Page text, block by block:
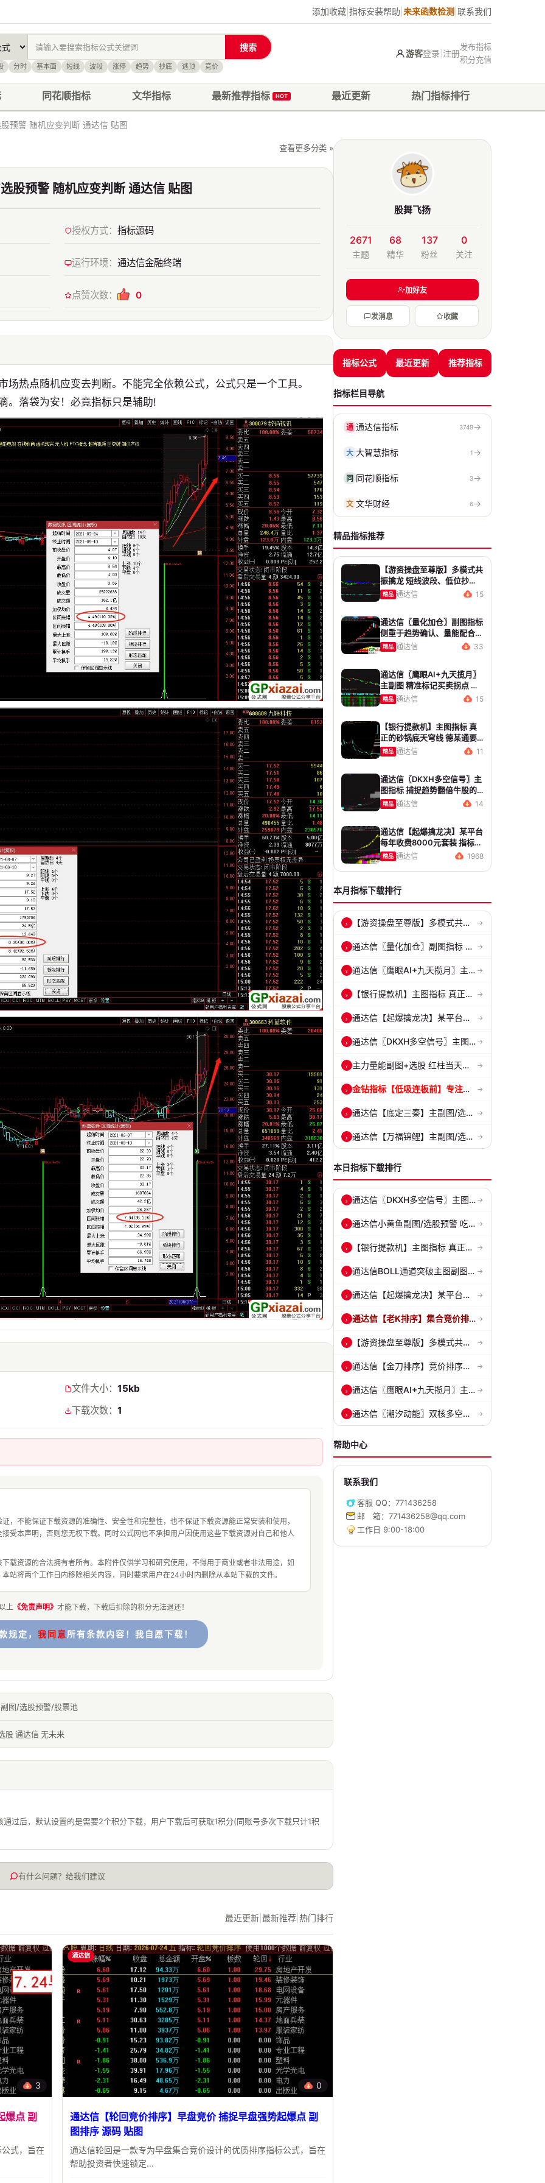
添加收藏 指标安装帮助 未来函数检测 联系我们
搜索
分时 基本面 短线 波段 涨停 趋势 抄底 逃顶 竞价
游客登录 注册
发布指标
积分充值
同花顺指标 文华指标 最新推荐指标 HOT 最近更新 热门指标排行
预警 随机应变判断 通达信 贴图
查看更多分类 »
股预警 随机应变判断 通达信 贴图
授权方式： 指标源码
运行环境： 通达信金融终端
点赞次数： 0
热点随机应变去判断。不能完全依赖公式，公式只是一个工具。
。落袋为安！必竟指标只是辅助!
文件大小： 15kb
下载次数： 1
，不能保证下载资源的准确性、安全性和完整性，也不保证下载资源能正常安装和使用，
受本声明，否则您无权下载。同时公式网也不承担用户因使用这些下载资源对自己和他人
载资源的合法拥有者所有。本附件仅供学习和研究使用，不得用于商业或者非法用途，如
本站将两个工作日内移除相关内容，同时要求用户在24小时内删除从本站下载的文件。
上 《免责声明》 才能下载，下载后扣除的积分无法退还！
规定， 我同意所有条款内容！我自愿下载！
图/选股预警/股票池
股 通达信 无未来
通过后，默认设置的是需要2个积分下载，用户下载后可获取1积分(同账号多次下载只计1积
有什么问题？给我们建议
最近更新 最新推荐 热门排行
3
爆点 副
式，旨在
通达信
0
通达信【轮回竞价排序】早盘竞价 捕捉早盘强势起爆点 副
图排序 源码 贴图
通达信轮回是一款专为早盘集合竞价设计的优质排序指标公式，旨在
帮助投资者快速锁定...
股舞飞扬
2671
主题
68
精华
137
粉丝
0
关注
加好友
发消息 收藏
指标公式 最近更新 推荐指标
指标栏目导航
通 通达信指标 3749→
大 大智慧指标 1→
同 同花顺指标 3→
文 文华财经 6→
精品指标推荐
【游资操盘至尊版】多模式共
振擒龙 短线波段、低位抄
底、游资启动行情量身打造
精品 通达信 15
通达信〖量化加仓〗副图指标
侧重于趋势确认、量能配合与
高低位反转信号 源码 贴图
精品 通达信 33
通达信〖鹰眼AI+九天揽月〗
主副图 精准标记买卖拐点 九
维因子共振过滤杂波
精品 通达信 15
【银行提款机】主图指标 真
正的砂锅底天穹线 德某通要
价10万的主图核心算法雷同
版
精品 通达信 11
通达信〖DKXH多空信号〗主
图指标 捕捉趋势翻倍牛股的
最佳股票指标公式之一
精品 通达信 14
通达信【起爆擒龙决】某平台
每年收费8000元套装 指标源
码 无未来
精品 通达信 1968
本月指标下载排行
› 【游资操盘至尊版】多模式共振擒龙 短线波段、低位抄底、游资启动行情量... →
› 通达信〖量化加仓〗副图指标 侧重于趋势确认、量能配合与高低位反转信号... →
› 通达信〖鹰眼AI+九天揽月〗主副图 精准标记买卖拐点 九维因子共振过滤杂... →
› 【银行提款机】主图指标 真正的砂锅底天穹线 德某通要价10万的主图核心... →
› 通达信【起爆擒龙决】某平台每年收费8000元套装 指标源码 无未来 →
› 通达信〖DKXH多空信号〗主图指标 捕捉趋势翻倍牛股的最佳股票指标公式之... →
› 主力量能副图+选股 红柱当天主动买入量 绿柱主动卖出量 →
› 金钻指标【低吸连板前】专注捕捉埋伏主升浪与低吸连板节点 信号全天锁定... →
› 通达信【底定三秦】主副图/选股 连板龙头低吸精准量化 出票少而精 五年... →
› 通达信【万福锦鲤】主副图/选股 一进二主升和锦鲤回调两种模式 源码 →
本日指标下载排行
› 通达信〖DKXH多空信号〗主图指标 捕捉趋势翻倍牛股的最佳股票指标公式之... →
› 通达信小黄鱼副图/选股预警 吃肉密码 捕捉最强拉升段 源码 贴图 →
› 【银行提款机】主图指标 真正的砂锅底天穹线 德某通要价10万的主图核心... →
› 通达信BOLL通道突破主图副图和选股指标 BOLL通达突破追踪主力动向 源码... →
› 通达信【起爆擒龙决】某平台每年收费8000元套装 指标源码 无未来 →
› 通达信【老K排序】集合竞价排序共振抓强势股，超高胜率，十合一排序！ →
› 【游资操盘至尊版】多模式共振擒龙 短线波段、低位抄底、游资启动行情量... →
› 通达信【金刀排序】竞价排序选股指标 精准捕捉强势首板 源码 贴图 →
› 通达信〖鹰眼AI+九天揽月〗主副图 精准标记买卖拐点 九维因子共振过滤杂... →
› 通达信〖潮汐动能〗双核多空副图 评估上涨动能 量化判断多空力量的强弱... →
帮助中心
联系我们
客服 QQ：771436258
邮 箱：771436258@qq.com
工作日 9:00-18:00